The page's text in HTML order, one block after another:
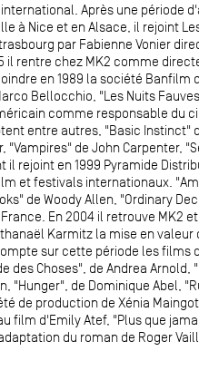
Après une période
à Nice et en Alsace, il rejoint
par Fabienne Vonier
il rentre chez MK2 comme
en 1989 la société Banfilm
Bellocchio, "Les Nuits
comme responsable du
entre autres, "Basic Instinct"
"Vampires" de John Carpenter,
il rejoint en 1999 Pyramide
et festivals internationaux.
de Woody Allen, "Ordinary
En 2004 il retrouve MK2
Karmitz la mise en
sur cette période les films
des Choses", de Andrea Arnold,
"Hunger", de Dominique Abel,
de production de Xénia
film d'Emily Atef, "Plus que
du roman de Roger